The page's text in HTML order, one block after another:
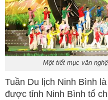
Một tiết mục văn
Tuần Du lịch Ninh Bình
được tỉnh Ninh Bình tổ